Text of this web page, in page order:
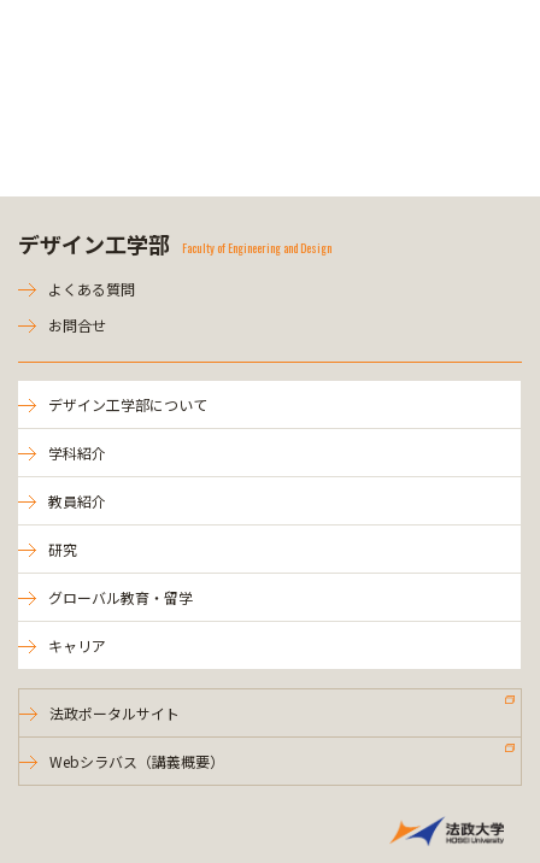
デザイン工学部 Faculty of Engineering and Design
よくある質問
お問合せ
デザイン工学部について
学科紹介
教員紹介
研究
グローバル教育・留学
キャリア
法政ポータルサイト
Webシラバス（講義概要）